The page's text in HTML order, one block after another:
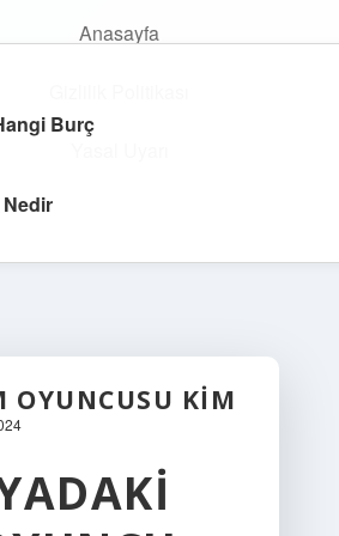
Anasayfa
OYUNCUSU KIM
Burç